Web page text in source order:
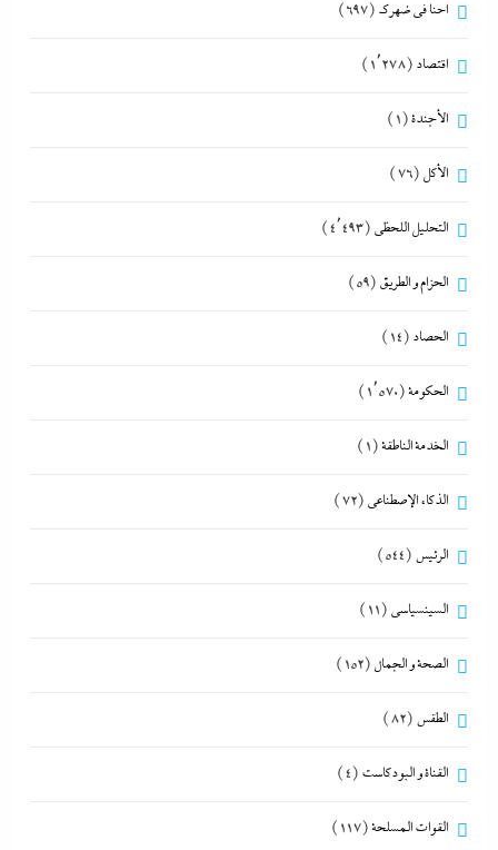
احنا في ضهرك (697)
اقتصاد (1٬278)
الأجندة(1)
الأكل (76)
التحليل اللحظي (4٬493)
الحزام و الطريق (59)
الحصاد (14)
الحكومة(1٬570)
الخدمة الناطقة(1)
الذكاء الإصطناعي (72)
الرئيس (544)
السينسياسي (11)
الصحة و الجمال (152)
الطقس (82)
القناة و البودكاست (4)
القوات المسلحة(117)